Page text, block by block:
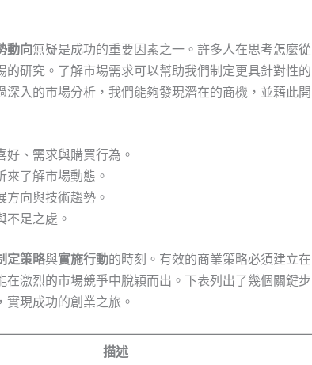
動向無疑是成功的重要因素之一。許多人在思考怎麼從
研究。了解市場需求可以幫助我們制定更具針對性的
入的市場分析，我們能夠發現潛在的商機，並藉此開
、需求與購買行為。
了解市場動態。
向與技術趨勢。
不足之處。
定策略與實施行動的時刻。有效的商業策略必須建立在
激烈的市場競爭中脫穎而出。下表列出了幾個關鍵步
現成功的創業之旅。
描述